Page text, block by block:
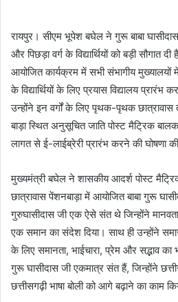
रायपुर। सीएम भूपेश बघेल ने गुरू बाबा
और पिछड़ा वर्ग के विद्यार्थियों को बड़ी सौगात
आयोजित कार्यक्रम में सभी संभागीय मुख्यालयों
के विद्यार्थियों के लिए प्रयास विद्यालय
उन्होंने इन वर्गों के लिए पृथक-पृथक छात्रावास
बाड़ा स्थित अनुसूचित जाति पोस्ट मैट्रिक
लागत से ई-लाईब्रेरी प्रारंभ करने की घोषणा
मुख्यमंत्री बघेल ने शासकीय आदर्श पोस्ट
छात्रावास पेंशनबाड़ा में आयोजित बाबा गुरू
गुरुघासीदास जी एक ऐसे संत थे जिन्होंने
एक समान का संदेश दिया। साथ ही उन्होंने
के लिए समानता, भाईचारा, प्रेम और सद्भाव का
गुरू घासीदास जी एकमात्र संत हैं, जिन्होंने
छत्तीसगढ़ी भाषा बोली को आगे बढ़ाने का काम